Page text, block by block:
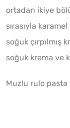
ortadan ikiye
sırasıyla
soğuk çırpılmış
soğuk krema ve
Muzlu rulo